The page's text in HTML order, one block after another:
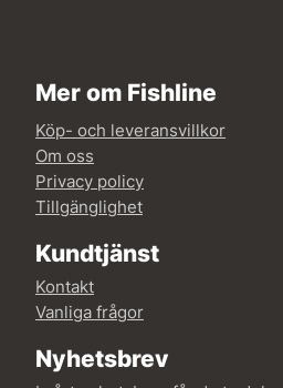
Mer om Fishline
Köp- och leveransvillkor
Om oss
Privacy policy
Tillgänglighet
Kundtjänst
Kontakt
Vanliga frågor
Nyhetsbrev